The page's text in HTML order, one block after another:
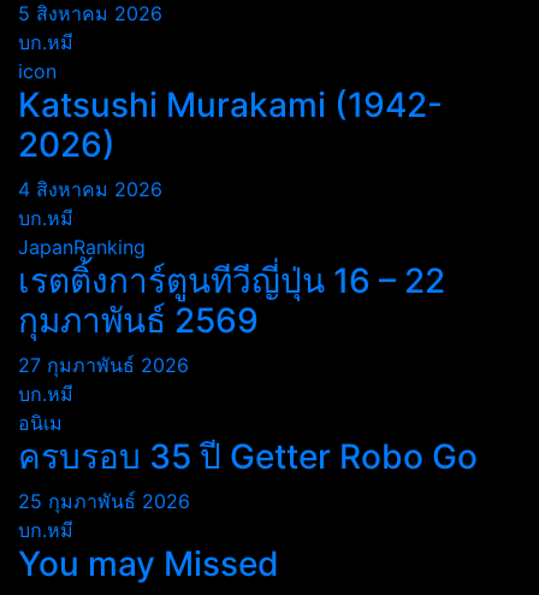
5 สิงหาคม 2026
บก.หมี
icon
Katsushi Murakami (1942-
2026)
4 สิงหาคม 2026
บก.หมี
JapanRanking
เรตติ้งการ์ตูนทีวีญี่ปุ่น 16 – 22
กุมภาพันธ์ 2569
27 กุมภาพันธ์ 2026
บก.หมี
อนิเม
ครบรอบ 35 ปี Getter Robo Go
25 กุมภาพันธ์ 2026
บก.หมี
You may Missed